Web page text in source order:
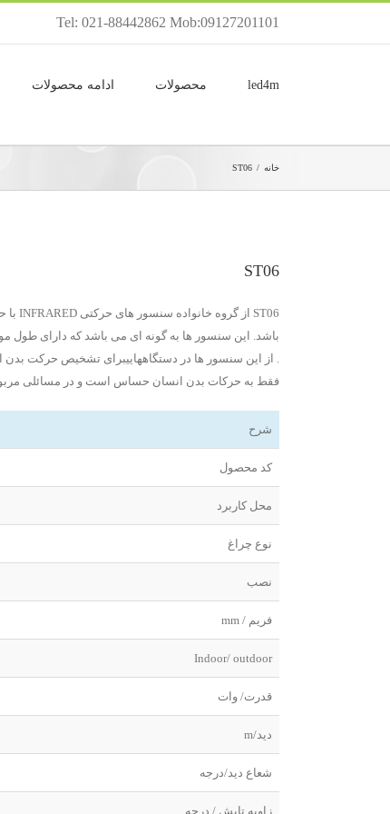
Tel: 021-88442862 Mob:09127201101
led4m محصولات ادامه محصولات
خانه /
ST06
ST06
. از این سنسور ها در دستگاههاییبرای تشخیص حرکت
فقط به حرکات بدن انسان حساس است و در مسائلی
شرح
کد محصول
محل کاربرد
نوع چراغ
نصب
فریم / mm
Indoor/ outdoor
قدرت/ وات
دید/m
شعاع دید/درجه
زاویه تابش / درجه